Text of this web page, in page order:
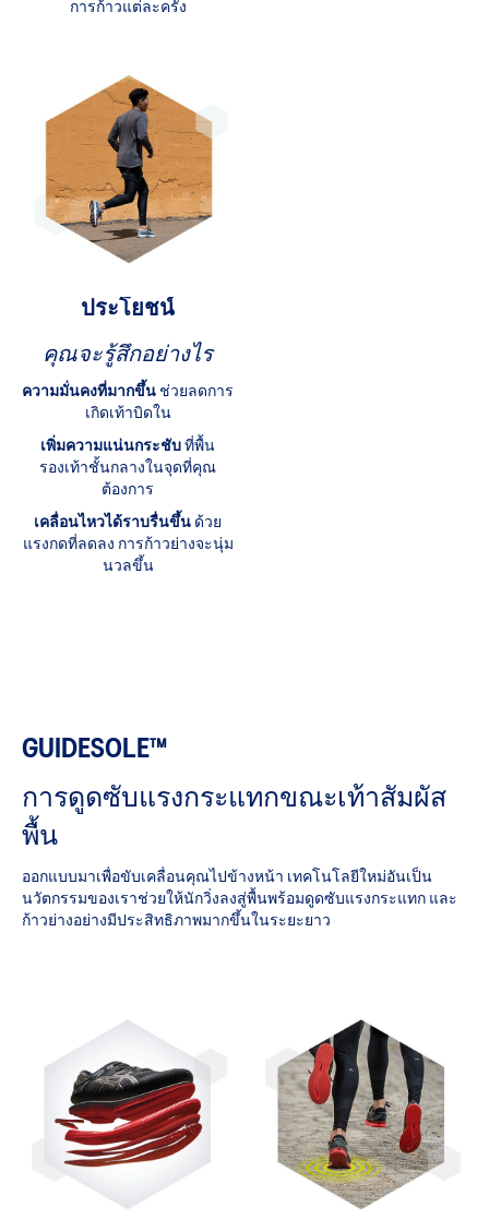
การก้าวแต่ละครั้ง
ประโยชน์
คุณจะรู้สึกอย่างไร
ความมั่นคงที่มากขึ้น ช่วยลดการ
เกิดเท้าบิดใน
เพิ่มความแน่นกระชับ ที่พื้น
รองเท้าชั้นกลางในจุดที่คุณ
ต้องการ
เคลื่อนไหวได้ราบรื่นขึ้น ด้วย
แรงกดที่ลดลง การก้าวย่างจะนุ่ม
นวลขึ้น
GUIDESOLE™
การดูดซับแรงกระแทกขณะเท้าสัมผัส
พื้น
ออกแบบมาเพื่อขับเคลื่อนคุณไปข้างหน้า เทคโนโลยีใหม่อันเป็น
นวัตกรรมของเราช่วยให้นักวิ่งลงสู่พื้นพร้อมดูดซับแรงกระแทก และ
ก้าวย่างอย่างมีประสิทธิภาพมากขึ้นในระยะยาว